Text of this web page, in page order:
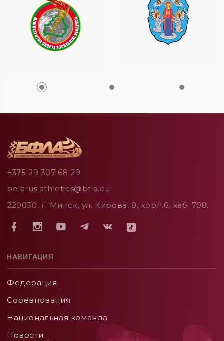
+375 29 307 68 29
belarus.athletics@bfla.eu
220030, г. Минск, ул. Кирова, 8, корп.6, каб. 708.
НАВИГАЦИЯ
Федерация
Соревнования
Национальная команда
Новости